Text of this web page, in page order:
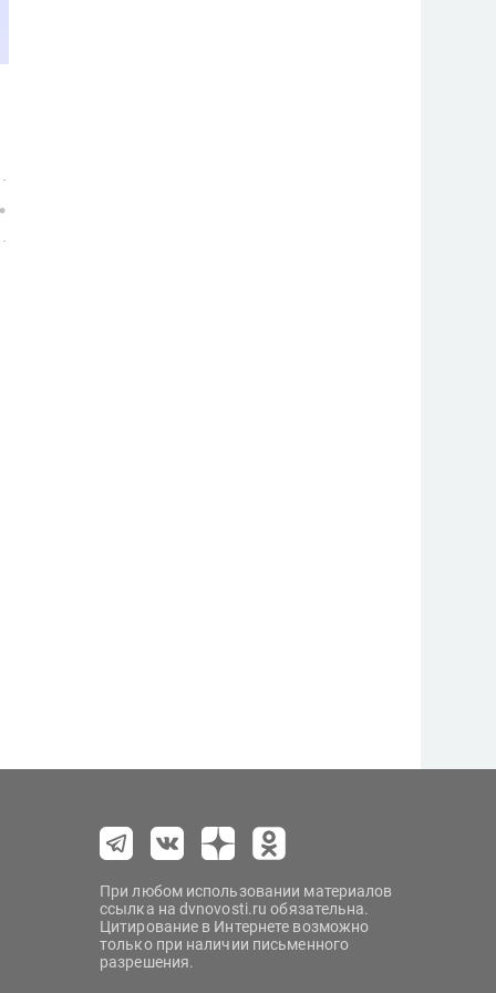
При любом использовании материалов
ссылка на dvnovosti.ru обязательна.
Цитирование в Интернете возможно
только при наличии письменного
разрешения.